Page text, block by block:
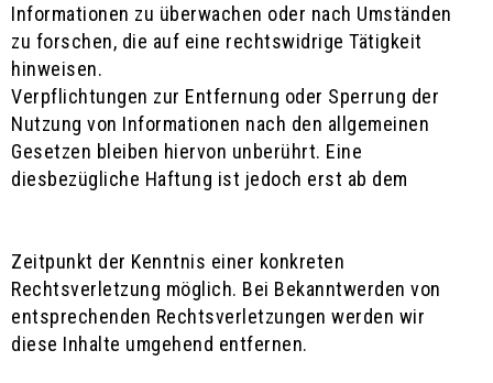
Informationen zu überwachen oder nach Umständen
zu forschen, die auf eine rechtswidrige Tätigkeit
hinweisen.
Verpflichtungen zur Entfernung oder Sperrung der
Nutzung von Informationen nach den allgemeinen
Gesetzen bleiben hiervon unberührt. Eine
diesbezügliche Haftung ist jedoch erst ab dem
Zeitpunkt der Kenntnis einer konkreten
Rechtsverletzung möglich. Bei Bekanntwerden von
entsprechenden Rechtsverletzungen werden wir
diese Inhalte umgehend entfernen.